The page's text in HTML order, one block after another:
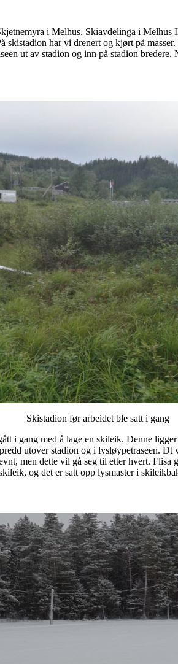
i Melhus. Skiavdelinga i Melhus
har vi drenert og kjørt på
ut av stadion og inn på stadion
Skistadion før arbeidet ble satt i gang
i gang med å lage en skileik. Denne
utover stadion og i lysløypetraseen. Dt
men dette vil gå seg til etter hvert. Flisa
og det er satt opp lysmaster i